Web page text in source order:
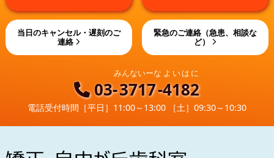
当日のキャンセル・遅刻のご
連絡
緊急のご連絡（急患、相談な
ど）
03-3717
みんないーな
-4182
よいはに
電話受付時間 ［平日］11:00～13:00 ［土］09:30～10:30